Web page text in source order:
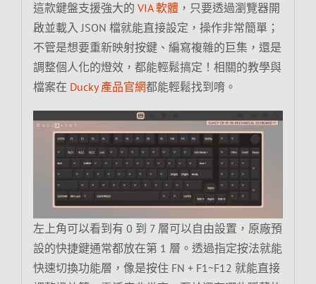
這款鍵盤支援強大的 VIA 軟體，只要透過瀏覽器開
啟並載入 JSON 檔就能直接設定，操作非常簡單；
不管是想要重新映射按鍵、編寫複雜的巨集，還是
調整個人化的燈效，都能輕鬆搞定！相關的教學與
檔案在 Ducky 產品官網都能輕鬆找到唷。
左上角可以看到有 0 到 7 層可以自由設置，原廠預
設的快捷鍵通常都放在第 1 層。透過指定按法就能
快速切換功能層，像是按住 FN + F1~F12 就能直接